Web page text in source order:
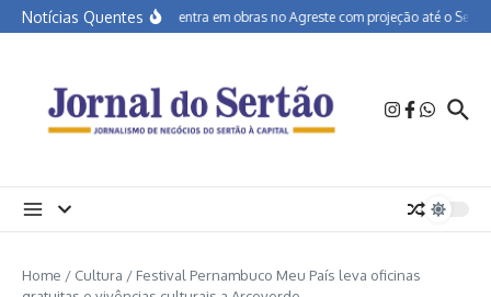
Ir para o conteúdo
Notícias QuentesBR-232 entra em obras no Agreste com projeção até o Sertão
Home / Cultura / Festival Pernambuco Meu País leva oficinas